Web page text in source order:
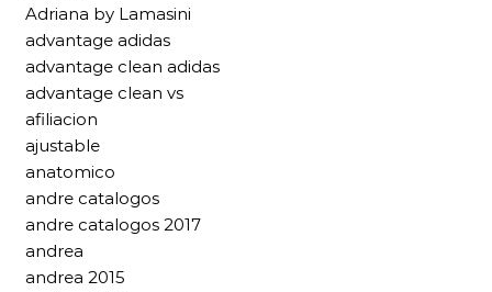
Adriana by Lamasini
advantage adidas
advantage clean adidas
advantage clean vs
afiliacion
ajustable
anatomico
andre catalogos
andre catalogos 2017
andrea
andrea 2015